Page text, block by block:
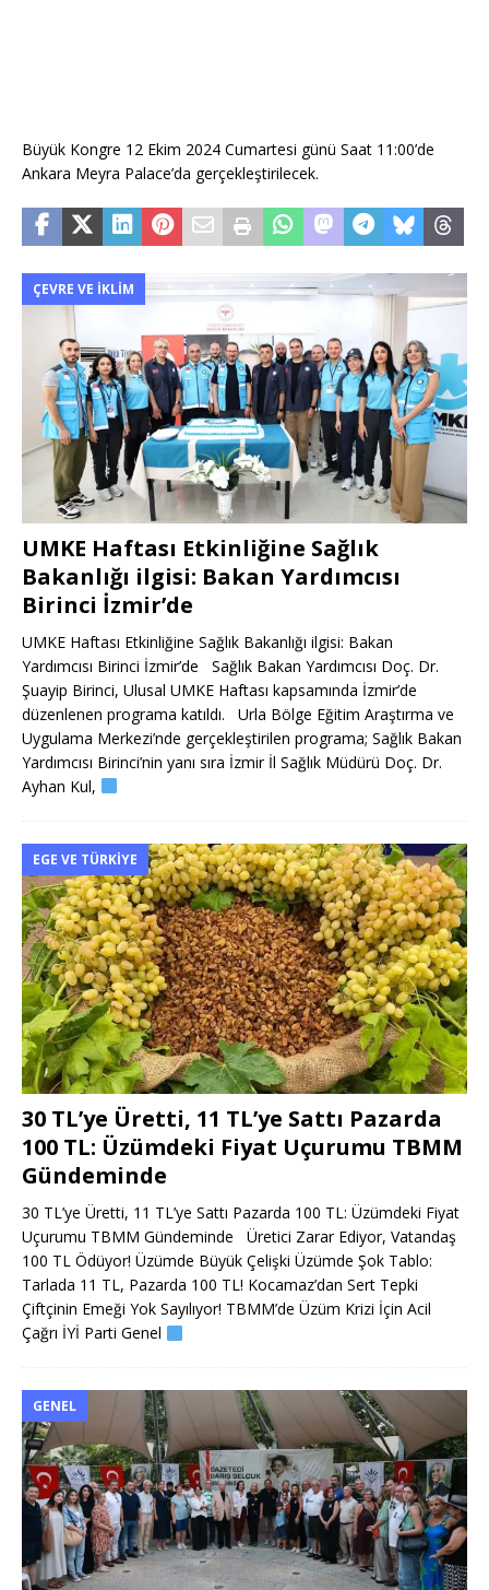
Büyük Kongre 12 Ekim 2024 Cumartesi günü Saat 11:00’de
Ankara Meyra Palace’da gerçekleştirilecek.
ÇEVRE VE İKLIM
UMKE Haftası Etkinliğine Sağlık
Bakanlığı ilgisi: Bakan Yardımcısı
Birinci İzmir’de
UMKE Haftası Etkinliğine Sağlık Bakanlığı ilgisi: Bakan
Yardımcısı Birinci İzmir’de Sağlık Bakan Yardımcısı Doç. Dr.
Şuayip Birinci, Ulusal UMKE Haftası kapsamında İzmir’de
düzenlenen programa katıldı. Urla Bölge Eğitim Araştırma ve
Uygulama Merkezi’nde gerçekleştirilen programa; Sağlık Bakan
Yardımcısı Birinci’nin yanı sıra İzmir İl Sağlık Müdürü Doç. Dr.
Ayhan Kul,
EGE VE TÜRKIYE
30 TL’ye Üretti, 11 TL’ye Sattı Pazarda
100 TL: Üzümdeki Fiyat Uçurumu TBMM
Gündeminde
30 TL’ye Üretti, 11 TL’ye Sattı Pazarda 100 TL: Üzümdeki Fiyat
Uçurumu TBMM Gündeminde Üretici Zarar Ediyor, Vatandaş
100 TL Ödüyor! Üzümde Büyük Çelişki Üzümde Şok Tablo:
Tarlada 11 TL, Pazarda 100 TL! Kocamaz’dan Sert Tepki
Çiftçinin Emeği Yok Sayılıyor! TBMM’de Üzüm Krizi İçin Acil
Çağrı İYİ Parti Genel
GENEL